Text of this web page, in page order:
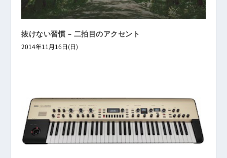
抜けない習慣 – 二拍目のアクセント
2014年11月16日(日)